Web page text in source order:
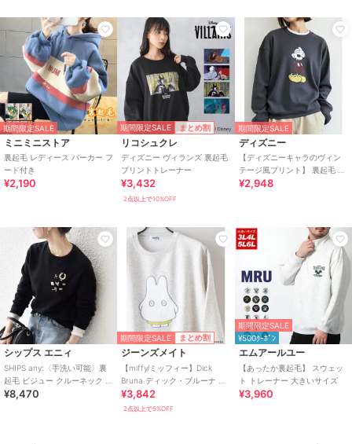
期間限定SALE
ミニミニストア
裏起毛 レディース パーカー フ
ード付き
¥2,190
期間限定SALE まとめ割
リコシュクレ
ディズニー ヴィランズ 裏起毛
プリントトレーナー
¥3,432
2点以上で10%OFF
期間限定SALE
ディズニー
【ディズニーキャラのヴィン
テージ風プリント】 裏起毛 ス
ウェット トレーナー キャラク
¥2,948
シップス エニィ
SHIPS any:〈手洗い可能〉裏
起毛 ビジュー クルーネック コ
ンパクト プルオーバー
¥8,470
期間限定SALE まとめ割
ジーンズメイト
【miffy/ミッフィー】Dick
Bruna ディック・ブルーナ オ
リジナルデザイン 裏起毛クル
ー
¥3,842
2点以上で5%OFF
期間限定SALE
¥500ｸｰﾎﾟﾝ
エムアールユー
【あったか裏起毛】 スウェッ
ト トレーナー 大きいサイズ
¥3,960